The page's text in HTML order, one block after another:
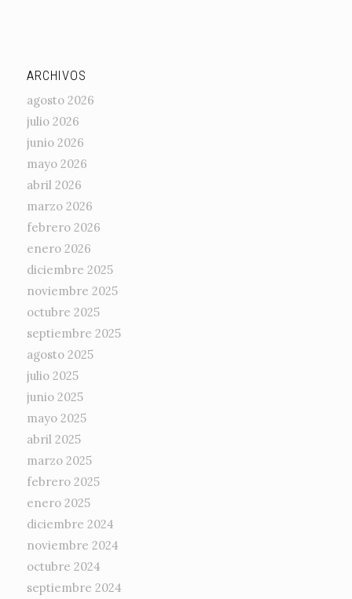
ARCHIVOS
agosto 2026
julio 2026
junio 2026
mayo 2026
abril 2026
marzo 2026
febrero 2026
enero 2026
diciembre 2025
noviembre 2025
octubre 2025
septiembre 2025
agosto 2025
julio 2025
junio 2025
mayo 2025
abril 2025
marzo 2025
febrero 2025
enero 2025
diciembre 2024
noviembre 2024
octubre 2024
septiembre 2024